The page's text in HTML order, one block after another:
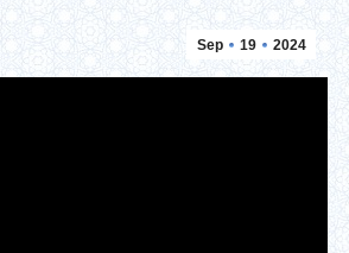
Sep 19 2024